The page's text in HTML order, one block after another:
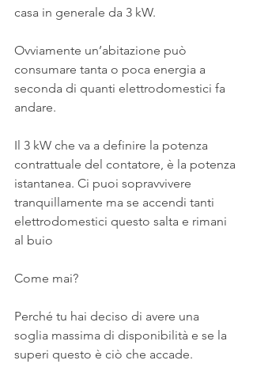
casa in generale da 3 kW.
Ovviamente un’abitazione può
consumare tanta o poca energia a
seconda di quanti elettrodomestici fa
andare.
Il 3 kW che va a definire la potenza
contrattuale del contatore, è la potenza
istantanea. Ci puoi sopravvivere
tranquillamente ma se accendi tanti
elettrodomestici questo salta e rimani
al buio
Come mai?
Perché tu hai deciso di avere una
soglia massima di disponibilità e se la
superi questo è ciò che accade.